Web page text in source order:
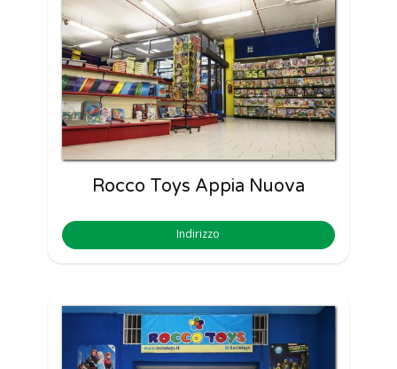
Rocco Toys Appia Nuova
Indirizzo